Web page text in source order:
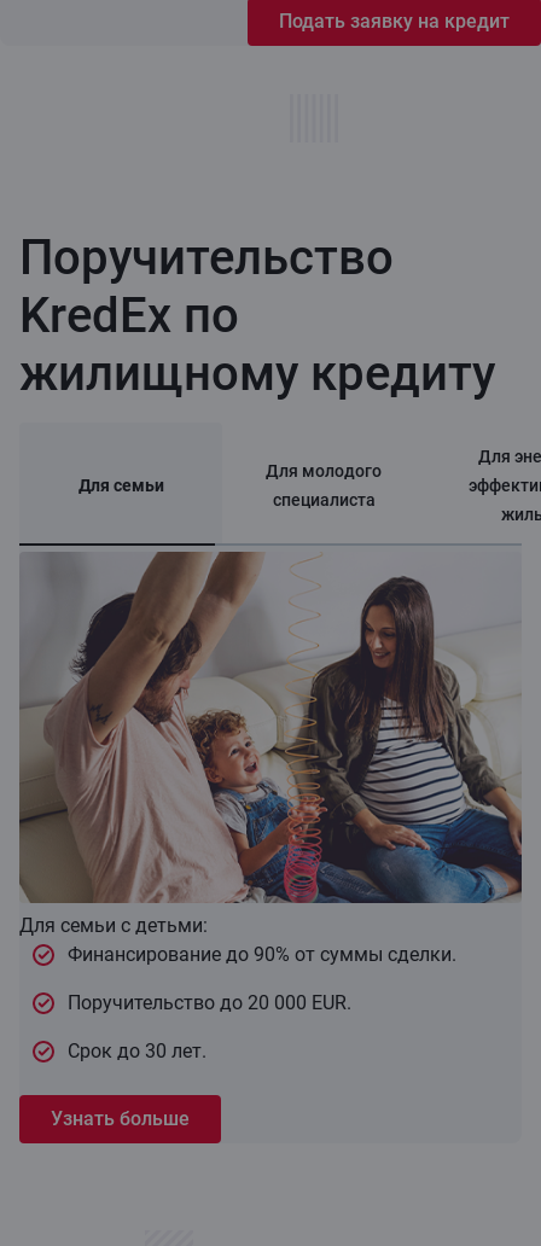
Подать заявку на кредит
Поручительство
KredEx по
жилищному кредиту
Для семьи
Для молодого
специалиста
Для
Для семьи с детьми:
Финансирование до 90% от суммы сделки.
Поручительство до 20 000 EUR.
Срок до 30 лет.
Узнать больше